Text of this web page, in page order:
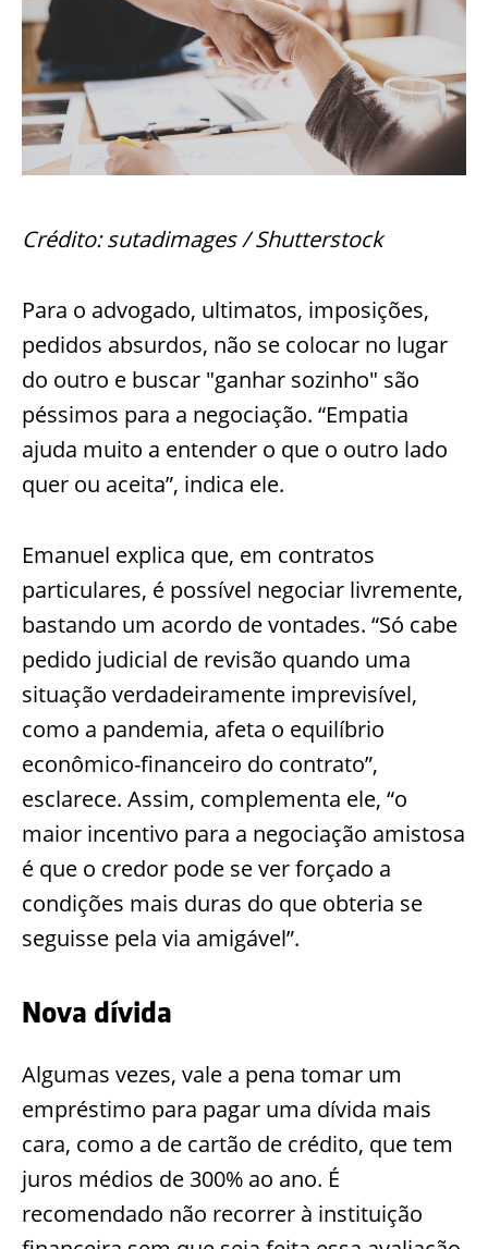
Crédito: sutadimages / Shutterstock
Para o advogado, ultimatos, imposições,
pedidos absurdos, não se colocar no lugar
do outro e buscar "ganhar sozinho" são
péssimos para a negociação. “Empatia
ajuda muito a entender o que o outro lado
quer ou aceita”, indica ele.
Emanuel explica que, em contratos
particulares, é possível negociar livremente,
bastando um acordo de vontades. “Só cabe
pedido judicial de revisão quando uma
situação verdadeiramente imprevisível,
como a pandemia, afeta o equilíbrio
econômico-financeiro do contrato”,
esclarece. Assim, complementa ele, “o
maior incentivo para a negociação amistosa
é que o credor pode se ver forçado a
condições mais duras do que obteria se
seguisse pela via amigável”.
Nova dívida
Algumas vezes, vale a pena tomar um
empréstimo para pagar uma dívida mais
cara, como a de cartão de crédito, que tem
juros médios de 300% ao ano. É
recomendado não recorrer à instituição